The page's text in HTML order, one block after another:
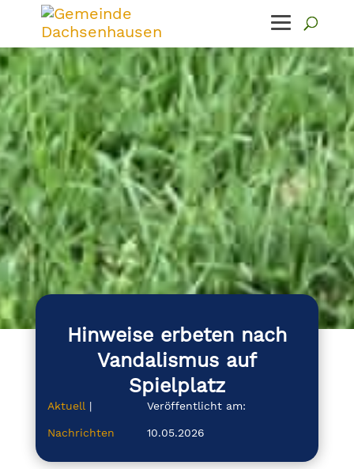
Hinweise erbeten nach
Vandalismus auf
Spielplatz
Aktuell|
Nachrichten
Veröffentlicht am:
10.05.2026